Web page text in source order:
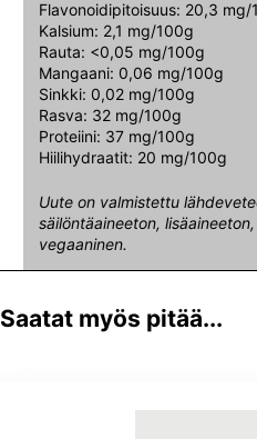
Flavonoidipitoisuus: 20,3 mg/
Kalsium: 2,1 mg/100g
Rauta: <0,05 mg/100g
Mangaani: 0,06 mg/100g
Sinkki: 0,02 mg/100g
Rasva: 32 mg/100g
Proteiini: 37 mg/100g
Hiilihydraatit: 20 mg/100g
Uute on valmistettu
säilöntäaineeton,
vegaaninen.
Saatat myös pitää...